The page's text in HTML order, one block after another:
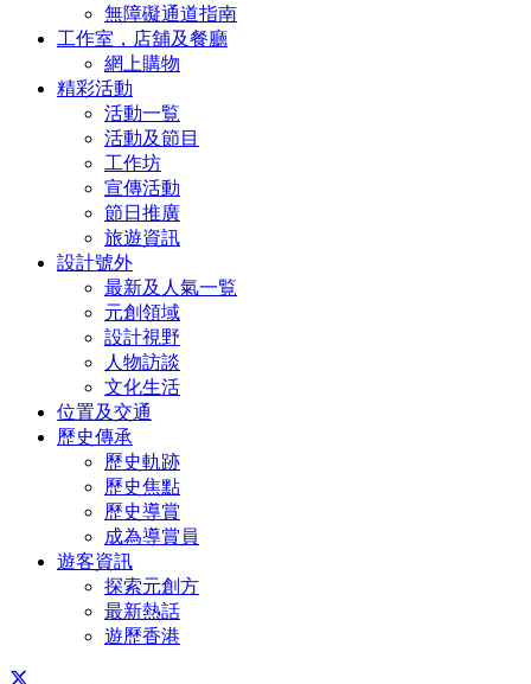
無障礙通道指南
工作室，店舖及餐廳
網上購物
精彩活動
活動一覧
活動及節目
工作坊
宣傳活動
節日推廣
旅遊資訊
設計號外
最新及人氣一覧
元創領域
設計視野
人物訪談
文化生活
位置及交通
歷史傳承
歷史軌跡
歷史焦點
歷史導賞
成為導賞員
遊客資訊
探索元創方
最新熱話
遊歷香港